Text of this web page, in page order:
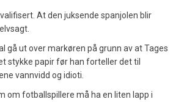
At den juksende spanjolen blir
gå ut over markøren på grunn av at Tages
stykke papir før han forteller det til
vannvidd og idioti.
om fotballspillere må ha en liten lapp i